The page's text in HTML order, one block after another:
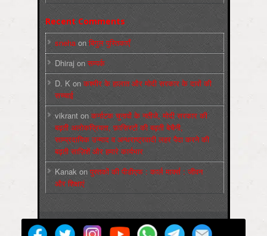
Recent Comments
sneha on बिगुल पुस्तिकाएँ
Dhiraj on सम्पर्क
D. K on कश्मीर के हालात और मोदी सरकार के दावों की
सच्चाई
vikrant onकर्नाटक चुनावों के नतीजे, मोदी सरकार की
बढ़ती अलोकप्रियता, फ़ासिस्टों की बढ़ती बेचैनी,
साम्प्रदायिक उन्माद व अन्धराष्ट्रवादी लहर पैदा करने की
बढ़ती साज़िशें और हमारे कार्यभार
Kanak onपुस्‍तकों की पीडीएफ : कार्ल मार्क्‍स : जीवन
और शिक्षाएं
मज़दूर बिगुल Powered by
WordPress